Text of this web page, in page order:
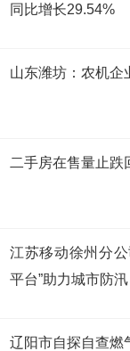
同比增长29.54%
山东潍坊：农机企
二手房在售量止跌
江苏移动徐州分
平台”助力城市防汛
辽阳市自探自查燃